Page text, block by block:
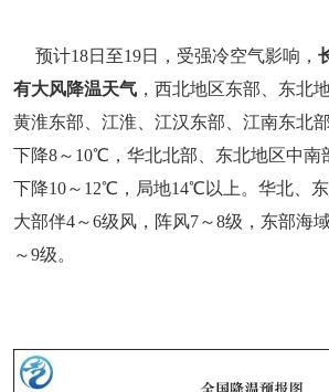
预计18日至19日，受强冷空气影响，
有大风降温天气，西北地区东部、东北
黄淮东部、江淮、江汉东部、江南东北
下降8～10℃，华北北部、东北地区中南
下降10～12℃，局地14℃以上。华北、
大部伴4～6级风，阵风7～8级，东部海
～9级。